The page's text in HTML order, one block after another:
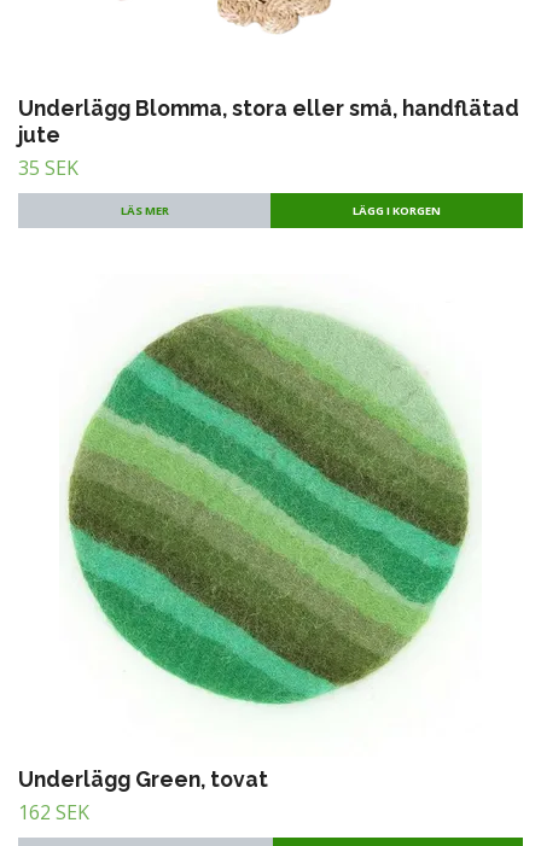
Underlägg Blomma, stora eller små, handflätad
jute
35 SEK
LÄS MER LÄGG I KORGEN
Underlägg Green, tovat
162 SEK